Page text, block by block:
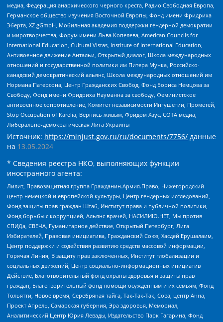
медиа, Федерация анархического черного креста, Радио Свободная Европа,
Германское общество изучения Восточной Европы, Фонд имени Фридриха
Эберта, XZ gGmbH, Мобильная академия поддержки гендерной демократии
и миротворчества, Форум имени Льва Копелева, American Councils for
International Education, Cultural Vistas, Institute of International Education,
Антивоенное движение Антальи, Открытый диалог, Школа международных
отношений и государственной политики им Питера Мунка, Российско-
канадский демократический альянс, Школа международных отношений им
Нормана Патерсона, Центр Гражданских Свобод, Фонд Бориса Немцова за
Свободу, Фонд имени Фридриха Науманна за свободу, Феминистское
антивоенное сопротивление, Комитет независимости Ингушетии, Прометей,
Stop Occupation of Karelia, Вернись живым, Фридом Хаус, СОТА медиа,
Либерально-демократическая Лига Украины
Источник: https://minjust.gov.ru/ru/documents/7756/ данные
на 13.05.2024
* Сведения реестра НКО, выполняющих функции
иностранного агента:
Лилит, Правозащитная группа Гражданин.Армия.Право, Нижегородский
центр немецкой и европейской культуры, Центр гендерных исследований,
Фонд защиты прав граждан Штаб, Институт права и публичной политики,
Фонд борьбы с коррупцией, Альянс врачей, НАСИЛИЮ.НЕТ, Мы против
СПИДа, СВЕЧА, Гуманитарное действие, Открытый Петербург, Лига
Избирателей, Правовая инициатива, Гражданский Союз, Хасдей Ерушалаим,
Центр поддержки и содействия развитию средств массовой информации,
Горячая Линия, В защиту прав заключенных, Институт глобализации и
социальных движений, Центр социально-информационных инициатив
Действие, Благотворительный фонд охраны здоровья и защиты прав
граждан, Благотворительный фонд помощи осужденным и их семьям, Фонд
Тольятти, Новое время, Серебряная тайга, Так-Так-Так, Сова, центр Анна,
Проект Апрель, Самарская губерния, Эра здоровья, Мемориал,
Аналитический Центр Юрия Левады, Издательство Парк Гагарина, Фонд